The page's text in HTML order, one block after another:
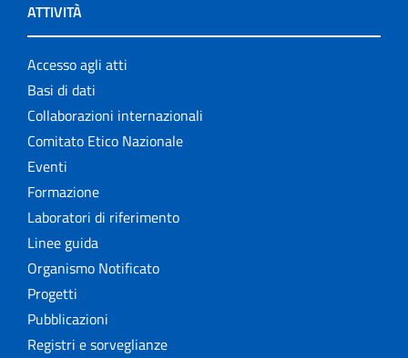
ATTIVITÀ
Accesso agli atti
Basi di dati
Collaborazioni internazionali
Comitato Etico Nazionale
Eventi
Formazione
Laboratori di riferimento
Linee guida
Organismo Notificato
Progetti
Pubblicazioni
Registri e sorveglianze